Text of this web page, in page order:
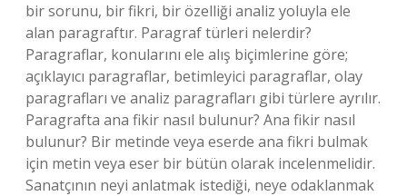
bir sorunu, bir fikri, bir özelliği analiz yoluyla ele
alan paragraftır. Paragraf türleri nelerdir?
Paragraflar, konularını ele alış biçimlerine göre;
açıklayıcı paragraflar, betimleyici paragraflar, olay
paragrafları ve analiz paragrafları gibi türlere ayrılır.
Paragrafta ana fikir nasıl bulunur? Ana fikir nasıl
bulunur? Bir metinde veya eserde ana fikri bulmak
için metin veya eser bir bütün olarak incelenmelidir.
Sanatçının neyi anlatmak istediği, neye odaklanmak